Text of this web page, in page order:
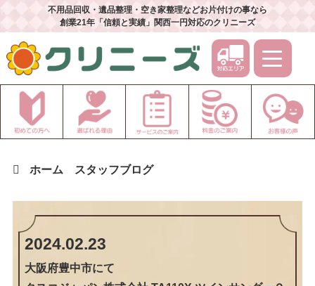
不用品回収・遺品整理・空き家整理などお片付けの事なら
創業21年「信頼と実績」関西一円対応のクリニーズ
ホーム スタッフブログ
2024.02.23
大阪府豊中市にて